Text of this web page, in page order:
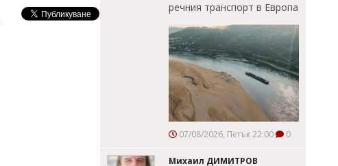
речния транспорт в Европа
07/08/2026, Петък 22:00 0
Михаил ДИМИТРОВ